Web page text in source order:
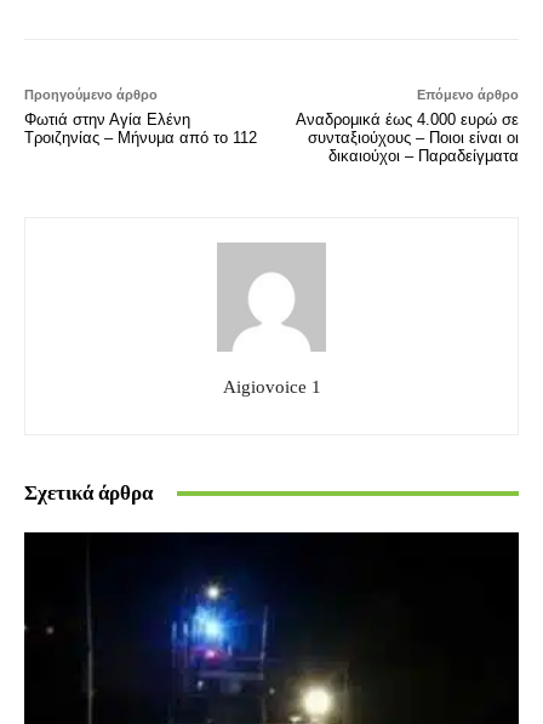
Προηγούμενο άρθρο
Φωτιά στην Αγία Ελένη
Τροιζηνίας – Μήνυμα από το 112
Επόμενο άρθρο
Αναδρομικά έως 4.000 ευρώ σε
συνταξιούχους – Ποιοι είναι οι
δικαιούχοι – Παραδείγματα
Aigiovoice 1
Σχετικά άρθρα